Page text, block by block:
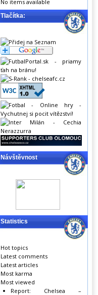
No items available
Tlačítka:
Návštěvnost
Statistics
Hot topics
Latest comments
Latest articles
Most karma
Most viewed
Report: Chelsea –